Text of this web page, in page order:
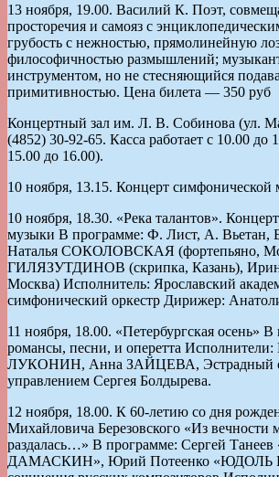
13 ноября, 19.00. Василий К. Поэт,
просторечия и самояз с
грубость с нежностью, прямолинейную
философичностью размышлений;
инструментом, но не стесняющийся
примитивностью. Цена билета — 350 руб
Концертный зал им. Л. В. Собинова (ул.
(4852) 30-92-65. Касса работает с 10.00 до
15.00 до 16.00).
10 ноября, 13.15. Концерт симфонической
10 ноября, 18.30. «Река талантов».
музыки В программе: Ф. Лист, А. Вьетан,
Наталья СОКОЛОВСКАЯ (фортепьяно,
ГИЛЯЗУТДИНОВ (скрипка, Казань),
Москва) Исполнитель: Ярославский
симфонический оркестр Дирижер:
11 ноября, 18.00. «Петербургская осень»
романсы, песни, и оперетта
ЛУКОНИН, Анна ЗАЙЦЕВА, Эстрадный
управлением Сергея Болдырева.
12 ноября, 18.00. К 60-летию со дня
Михайловича Березовского «Из вечности
раздалась…» В программе: Сергей
ДАМАСКИН», Юрий Потеенко «ЮДОЛЬ